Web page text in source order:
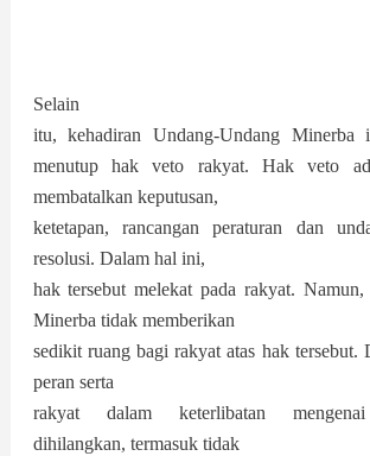
Selain
itu, kehadiran Undang-Undang Minerba
menutup hak veto rakyat. Hak veto
membatalkan keputusan,
ketetapan, rancangan peraturan dan
resolusi. Dalam hal ini,
hak tersebut melekat pada rakyat.
Minerba tidak memberikan
sedikit ruang bagi rakyat atas hak tersebut.
peran serta
rakyat dalam keterlibatan mengenai
dihilangkan, termasuk tidak